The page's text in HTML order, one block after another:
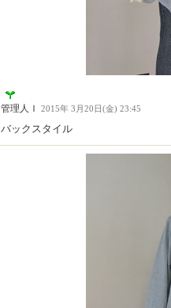
管理人Ｉ 2015年 3月20日(金) 23:45
バックスタイル